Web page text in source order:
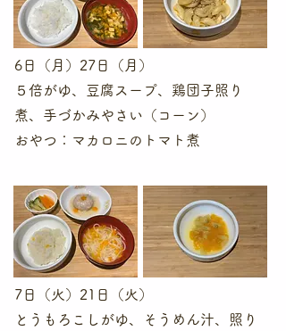
6日（月）27日（月）
５倍がゆ、豆腐スープ、鶏団子照り
煮、手づかみやさい（コーン）
​おやつ：マカロニのトマト煮
7日（火）21日（火）
とうもろこしがゆ、そうめん汁、照り